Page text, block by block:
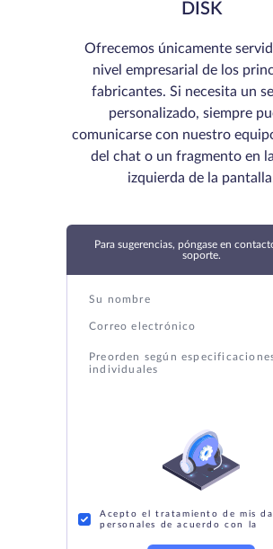
DISK
Ofrecemos únicamente
nivel empresarial de los
fabricantes. Si necesita un
personalizado, siempre
comunicarse con nuestro
del chat o un fragmento en
izquierda de la
Para sugerencias, póngase en
soporte.
Acepto el tratamiento de mis
personales de acuerdo con la